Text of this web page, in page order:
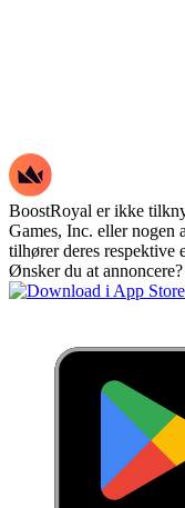
BoostRoyal er ikke
Games, Inc. eller nogen
tilhører deres respektive
Ønsker du at